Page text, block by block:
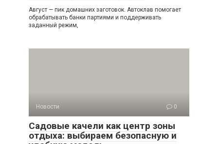
Август — пик домашних заготовок. Автоклав помогает
обрабатывать банки партиями и поддерживать
заданный режим,
Новости 0
Садовые качели как центр зоны
отдыха: выбираем безопасную и